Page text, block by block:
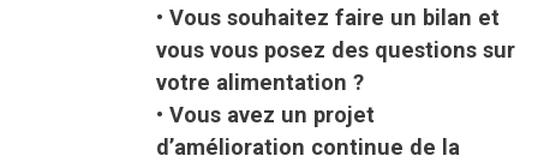
• Vous souhaitez faire un bilan et
vous vous posez des questions sur
votre alimentation ?
• Vous avez un projet
d’amélioration continue de la